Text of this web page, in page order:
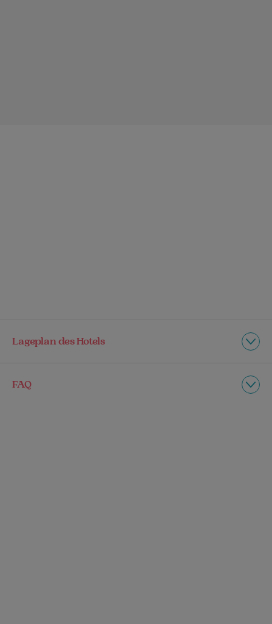
Lageplan des Hotels
FAQ